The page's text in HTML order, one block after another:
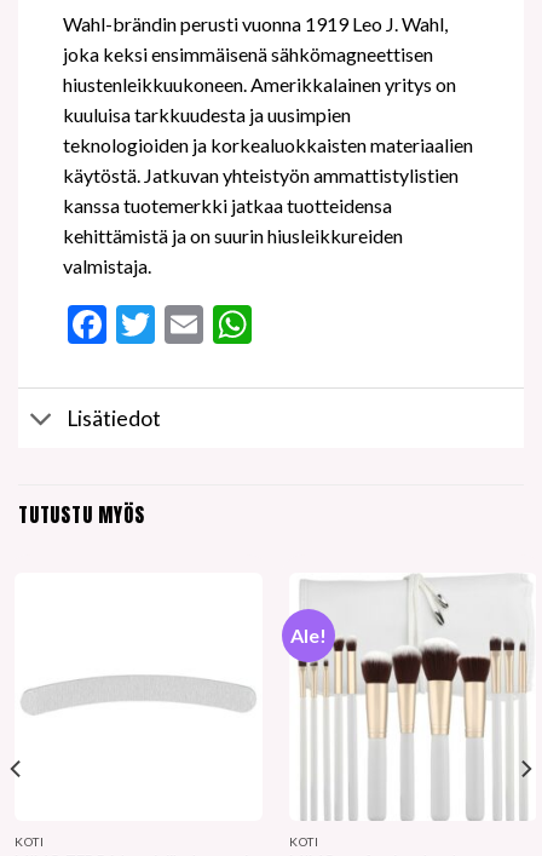
Wahl-brändin perusti vuonna 1919 Leo J. Wahl,
joka keksi ensimmäisenä sähkömagneettisen
hiustenleikkuukoneen. Amerikkalainen yritys on
kuuluisa tarkkuudesta ja uusimpien
teknologioiden ja korkealuokkaisten materiaalien
käytöstä. Jatkuvan yhteistyön ammattistylistien
kanssa tuotemerkki jatkaa tuotteidensa
kehittämistä ja on suurin hiusleikkureiden
valmistaja.
Facebook
Twitter
EmailWhatsApp
Lisätiedot
TUTUSTU MYÖS
KOTI
Ale!
KOTI